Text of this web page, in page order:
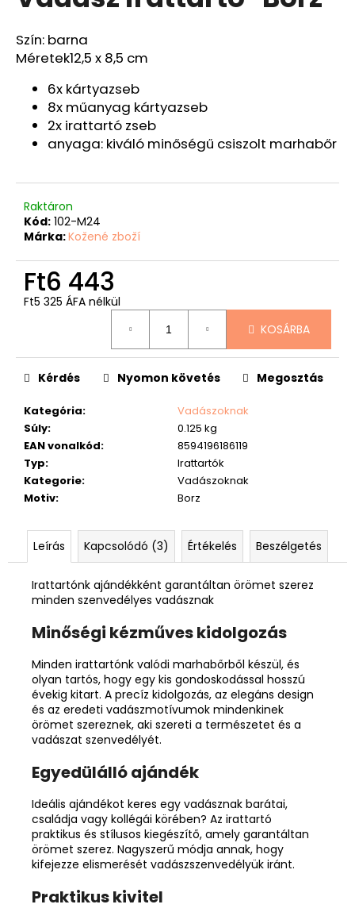
ből
0,0
csillag.
Szín: barna
Méretek12,5 x 8,5 cm
6x kártyazseb
8x műanyag kártyazseb
2x irattartó zseb
anyaga: kiváló minőségű csiszolt marhabőr
Raktáron
Kód: 102-M24
Márka:Kožené zboží
Ft6 443
Ft5 325 ÁFA nélkül
KOSÁRBA
Kategória:
Vadászoknak
Súly:
0.125 kg
EAN vonalkód:
8594196186119
Typ:
Irattartók
Kategorie:
Vadászoknak
Motiv: Borz
Kérdés Nyomon követés Megosztás
Leírás Kapcsolódó (3) Értékelés Beszélgetés
Irattartónk ajándékként garantáltan örömet szerez
minden szenvedélyes vadásznak
Minőségi kézműves kidolgozás
Minden irattartónk valódi marhabőrből készül, és
olyan tartós, hogy egy kis gondoskodással hosszú
évekig kitart. A precíz kidolgozás, az elegáns design
és az eredeti vadászmotívumok mindenkinek
örömet szereznek, aki szereti a természetet és a
vadászat szenvedélyét.
Egyedülálló ajándék
Ideális ajándékot keres egy vadásznak barátai,
családja vagy kollégái körében? Az irattartó
praktikus és stílusos kiegészítő, amely garantáltan
örömet szerez. Nagyszerű módja annak, hogy
kifejezze elismerését vadászszenvedélyük iránt.
Praktikus kivitel
A
j
HORGÁSZ
PÉNZTÁRCA
"CSUKA
11"
Ft12
087